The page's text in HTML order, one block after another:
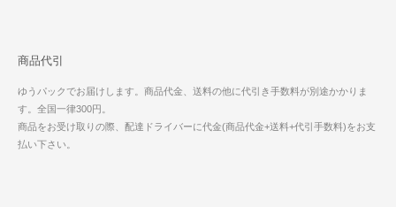
商品代引
ゆうパックでお届けします。商品代金、送料の他に代引き手数料が別途かかりま
す。全国一律300円。
商品をお受け取りの際、配達ドライバーに代金(商品代金+送料+代引手数料)をお支
払い下さい。